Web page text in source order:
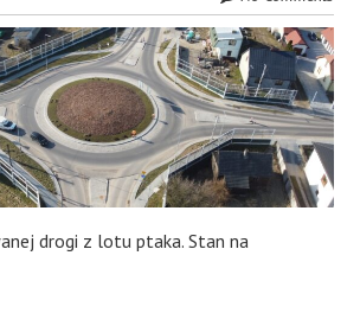
drogi z lotu ptaka. Stan na